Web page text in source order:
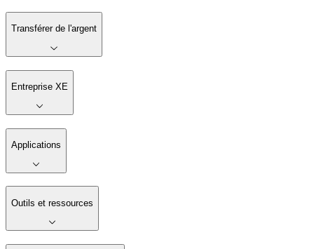
Transférer de l'argent
Entreprise XE
Applications
Outils et ressources